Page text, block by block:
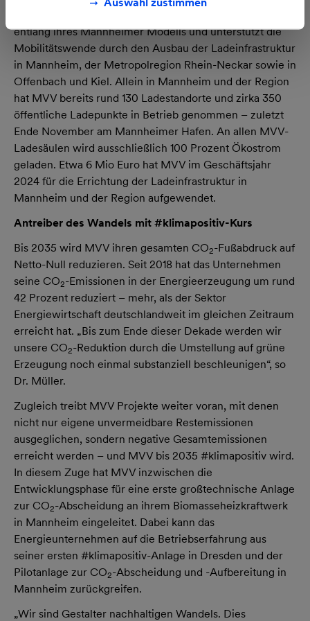
entlang ihres Mannheimer Modells und unterstützt die
Mobilitätswende durch den Ausbau der Ladeinfrastruktur
in Mannheim, der Metropolregion Rhein-Neckar sowie in
Offenbach und Kiel. Allein in Mannheim und der Region
hat MVV bereits rund 130 Ladestandorte und zirka 350
öffentliche Ladepunkte in Betrieb genommen – zuletzt
Ende November am Mannheimer Hafen. An allen MVV-
Ladesäulen wird ausschließlich 100 Prozent Ökostrom
geladen. Etwa 6 Mio Euro hat MVV im Geschäftsjahr
2024 für die Errichtung der Ladeinfrastruktur in
Mannheim und der Region aufgewendet.
Antreiber des Wandels mit #klimapositiv-Kurs
Bis 2035 wird MVV ihren gesamten CO2-Fußabdruck auf
Netto-Null reduzieren. Seit 2018 hat das Unternehmen
seine CO2-Emissionen in der Energieerzeugung um rund
42 Prozent reduziert – mehr, als der Sektor
Energiewirtschaft deutschlandweit im gleichen Zeitraum
erreicht hat. „Bis zum Ende dieser Dekade werden wir
unsere CO2-Reduktion durch die Umstellung auf grüne
Erzeugung noch einmal substanziell beschleunigen“, so
Dr. Müller.
Zugleich treibt MVV Projekte weiter voran, mit denen
nicht nur eigene unvermeidbare Restemissionen
ausgeglichen, sondern negative Gesamtemissionen
erreicht werden – und MVV bis 2035 #klimapositiv wird.
In diesem Zuge hat MVV inzwischen die
Entwicklungsphase für eine erste großtechnische Anlage
zur CO2-Abscheidung an ihrem Biomasseheizkraftwerk
in Mannheim eingeleitet. Dabei kann das
Energieunternehmen auf die Betriebserfahrung aus
seiner ersten #klimapositiv-Anlage in Dresden und der
Pilotanlage zur CO2-Abscheidung und -Aufbereitung in
Mannheim zurückgreifen.
„Wir sind Gestalter nachhaltigen Wandels. Dies